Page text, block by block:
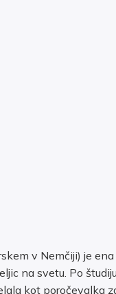
v Nemčiji) je
na svetu. Po študiju
kot poročevalka